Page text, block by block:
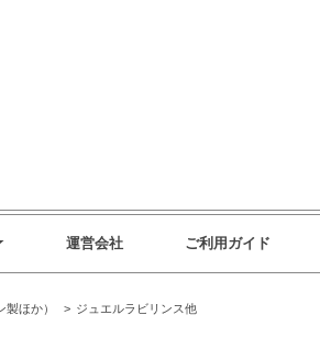
運営会社 ご利用ガイド
ほか） > ジュエルラビリンス他